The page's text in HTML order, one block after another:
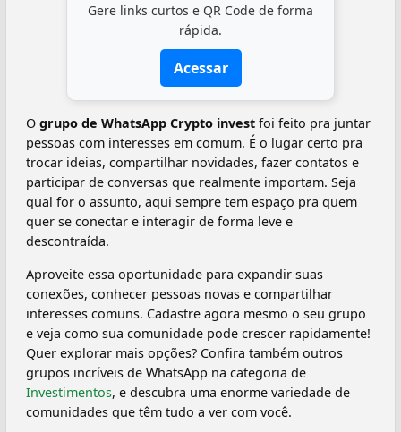
Gere links curtos e QR Code de forma
rápida.
Acessar
O grupo de WhatsApp Crypto invest foi feito pra juntar
pessoas com interesses em comum. É o lugar certo pra
trocar ideias, compartilhar novidades, fazer contatos e
participar de conversas que realmente importam. Seja
qual for o assunto, aqui sempre tem espaço pra quem
quer se conectar e interagir de forma leve e
descontraída.
Aproveite essa oportunidade para expandir suas
conexões, conhecer pessoas novas e compartilhar
interesses comuns. Cadastre agora mesmo o seu grupo
e veja como sua comunidade pode crescer rapidamente!
Quer explorar mais opções? Confira também outros
grupos incríveis de WhatsApp na categoria de
Investimentos, e descubra uma enorme variedade de
comunidades que têm tudo a ver com você.